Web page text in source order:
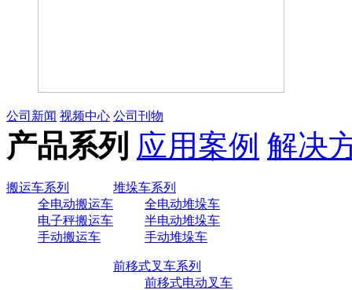
公司新闻 视频中心 公司刊物
产品系列 应用案例 解决
搬运车系列
全电动搬运车
电子秤搬运车
手动搬运车
堆垛车系列
全电动堆垛车
半电动堆垛车
手动堆垛车
前移式叉车系列
前移式电动叉车